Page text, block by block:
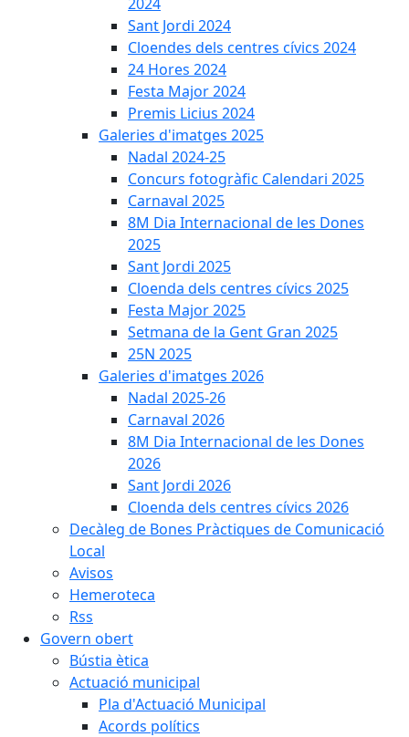
Sant Jordi 2024
Cloendes dels centres cívics 2024
24 Hores 2024
Festa Major 2024
Premis Licius 2024
Galeries d'imatges 2025
Nadal 2024-25
Concurs fotogràfic Calendari 2025
Carnaval 2025
8M Dia Internacional de les Dones
2025
Sant Jordi 2025
Cloenda dels centres cívics 2025
Festa Major 2025
Setmana de la Gent Gran 2025
25N 2025
Galeries d'imatges 2026
Nadal 2025-26
Carnaval 2026
8M Dia Internacional de les Dones
2026
Sant Jordi 2026
Cloenda dels centres cívics 2026
Decàleg de Bones Pràctiques de Comunicació
Local
Avisos
Hemeroteca
Rss
Govern obert
Bústia ètica
Actuació municipal
Pla d'Actuació Municipal
Acords polítics